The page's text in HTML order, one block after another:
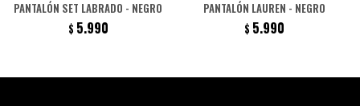
PANTALÓN SET LABRADO - NEGRO
$ 5.990
PANTALÓN LAUREN - NEGRO
$ 5.990